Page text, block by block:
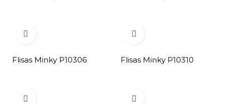

Flisas Minky P10306

Flisas Minky P10310
 